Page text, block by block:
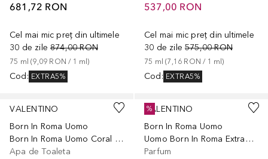
681,72 RON
Cel mai mic preț din ultimele
30 de zile 874,00 RON
75 ml (9,09 RON / 1 ml)
Cod : EXTRA5%
537,00 RON
Cel mai mic preț din ultimele
30 de zile 575,00 RON
75 ml (7,16 RON / 1 ml)
Cod : EXTRA5%
VALENTINO
Born In Roma Uomo
Born In Roma Uomo Coral Fantasy Eau de Toilette
Apa de Toaleta
VALENTINO
Born In Roma Uomo
Uomo Born In Roma Extradose
Parfum
%